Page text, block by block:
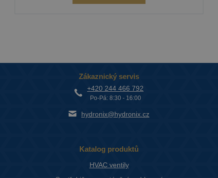
Zákaznický servis
+420 244 466 792
Po-Pá: 8:30 - 16:00
hydronix@hydronix.cz
Katalog produktů
HVAC ventily